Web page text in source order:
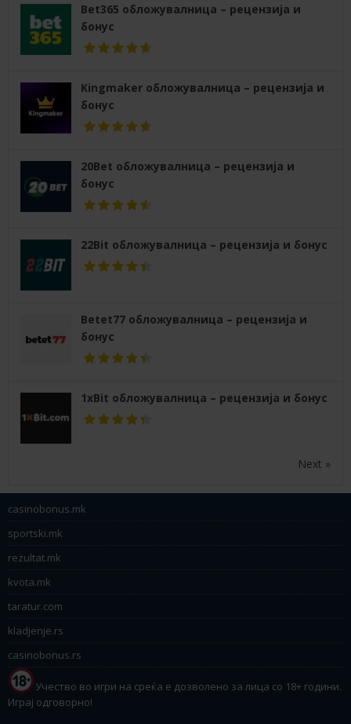
Bet365 обложувалница – рецензија и
бонус
Kingmaker обложувалница – рецензија и
бонус
20Bet обложувалница – рецензија и
бонус
22Bit обложувалница – рецензија и бонус
Betet77 обложувалница – рецензија и
бонус
1xBit обложувалница – рецензија и бонус
Next »
casinobonus.mk
sportski.mk
rezultat.mk
kvota.mk
taratur.com
kladjenje.rs
casinobonus.rs
Учество во игри на среќа е дозволено за лица со 18+ години.
Играј одговорно!